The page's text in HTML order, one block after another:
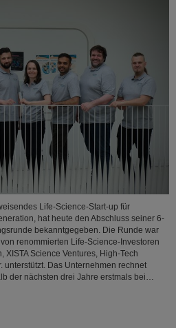
Life-Science-Start-up für
hat heute den Abschluss seiner 6-
bekanntgegeben. Die Runde war
renommierten Life-Science-Investoren
XISTA Science Ventures, High-Tech
unterstützt. Das Unternehmen rechnet
der nächsten drei Jahre erstmals bei…